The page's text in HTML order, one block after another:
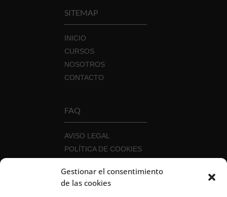
Gestionar el consentimiento
de las cookies
SITEMAP
INICIO
CURSOS
NOSOTROS
CONTACTO
FAQ
AVISO LEGAL
POLÍTICA DE COOKIES
POLÍTICA DE SEGURIDAD DE LA
INFORMACIÓN